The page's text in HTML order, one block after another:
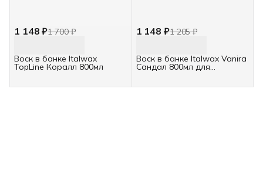
1 148 ₽1 700 ₽
Воск в банке Italwax
TopLine Коралл 800мл
1 148 ₽1 205 ₽
Воск в банке Italwax Vanira
Сандал 800мл для